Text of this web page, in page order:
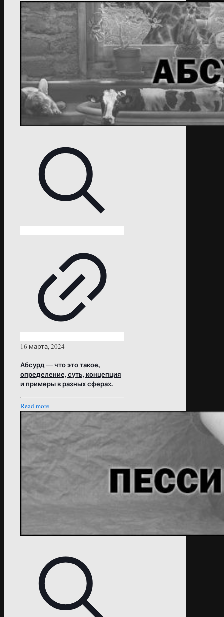
16 марта, 2024
Абсурд — что это такое,
определение, суть, концепция
и примеры в разных сферах.
Read more